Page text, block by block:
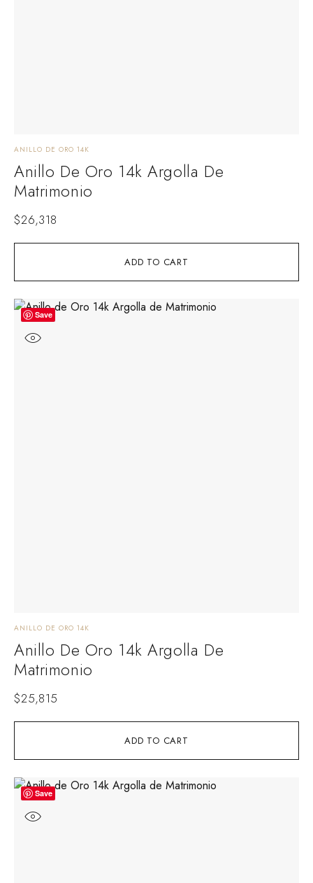
ADD TO CART
ANILLO DE ORO 14K
Anillo De Oro 14k Argolla De
Matrimonio
$26,318
Save
ADD TO CART
ANILLO DE ORO 14K
Anillo De Oro 14k Argolla De
Matrimonio
$25,815
Save